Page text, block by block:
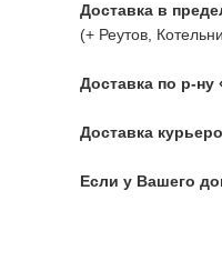
Доставка в
(+ Реутов,
Доставка по р-ну
Доставка
Если у Вашего